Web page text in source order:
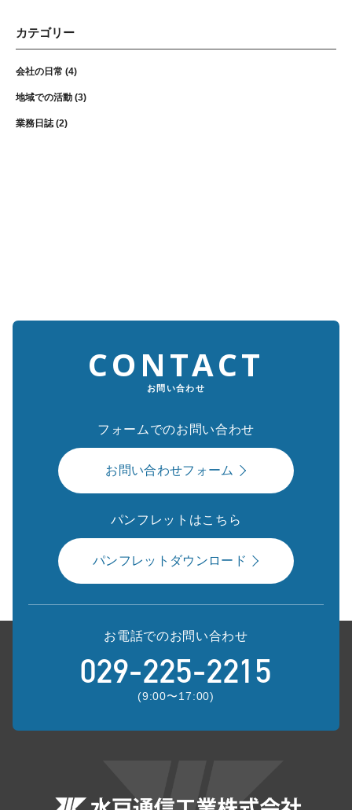
カテゴリー
会社の日常 (4)
地域での活動 (3)
業務日誌(2)
CONTACT
お問い合わせ
フォームでのお問い合わせ
お問い合わせフォーム
パンフレットはこちら
パンフレットダウンロード
お電話でのお問い合わせ
029-225-2215
(9:00〜17:00)